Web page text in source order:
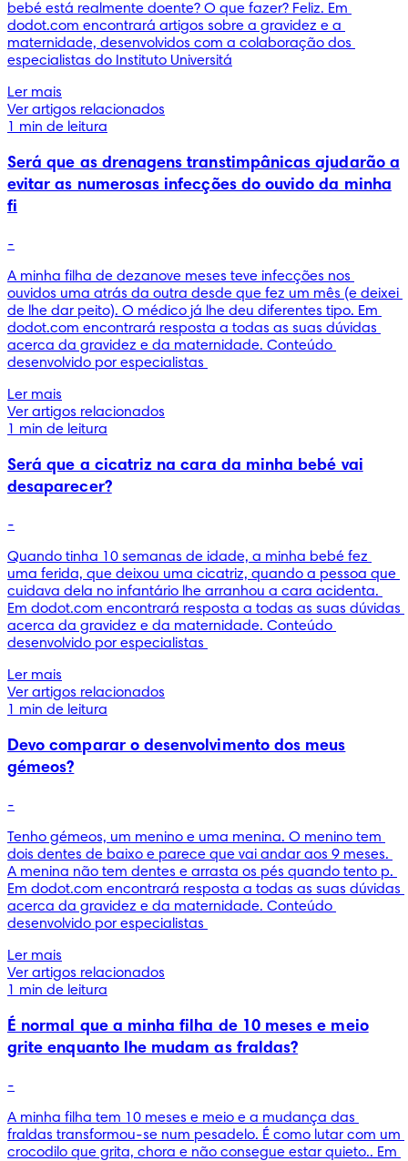
bebé está realmente doente? O que fazer? Feliz. Em
dodot.com encontrará artigos sobre a gravidez e a
maternidade, desenvolvidos com a colaboração dos
especialistas do Instituto Universitá
Ler mais
Ver artigos relacionados
1 min de leitura
Será que as drenagens transtimpânicas ajudarão a
evitar as numerosas infecções do ouvido da minha
fi
-
A minha filha de dezanove meses teve infecções nos
ouvidos uma atrás da outra desde que fez um mês (e deixei
de lhe dar peito). O médico já lhe deu diferentes tipo. Em
dodot.com encontrará resposta a todas as suas dúvidas
acerca da gravidez e da maternidade. Conteúdo
desenvolvido por especialistas
Ler mais
Ver artigos relacionados
1 min de leitura
Será que a cicatriz na cara da minha bebé vai
desaparecer?
-
Quando tinha 10 semanas de idade, a minha bebé fez
uma ferida, que deixou uma cicatriz, quando a pessoa que
cuidava dela no infantário lhe arranhou a cara acidenta.
Em dodot.com encontrará resposta a todas as suas dúvidas
acerca da gravidez e da maternidade. Conteúdo
desenvolvido por especialistas
Ler mais
Ver artigos relacionados
1 min de leitura
Devo comparar o desenvolvimento dos meus
gémeos?
-
Tenho gémeos, um menino e uma menina. O menino tem
dois dentes de baixo e parece que vai andar aos 9 meses.
A menina não tem dentes e arrasta os pés quando tento p.
Em dodot.com encontrará resposta a todas as suas dúvidas
acerca da gravidez e da maternidade. Conteúdo
desenvolvido por especialistas
Ler mais
Ver artigos relacionados
1 min de leitura
É normal que a minha filha de 10 meses e meio
grite enquanto lhe mudam as fraldas?
-
A minha filha tem 10 meses e meio e a mudança das
fraldas transformou-se num pesadelo. É como lutar com um
crocodilo que grita, chora e não consegue estar quieto.. Em